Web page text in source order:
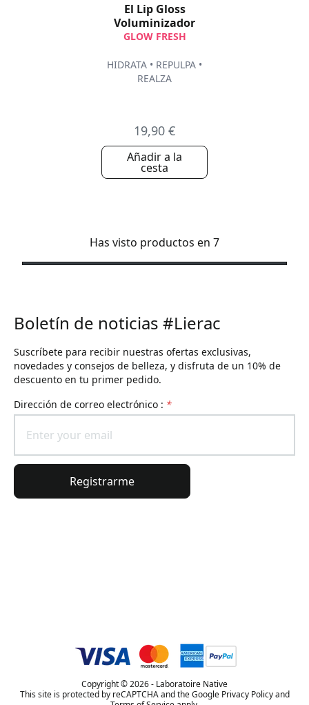
El Lip Gloss
Voluminizador
GLOW FRESH
HIDRATA • REPULPA •
REALZA
19,90 €
Añadir a la
cesta
Has visto productos en 7
Boletín de noticias #Lierac
Suscríbete para recibir nuestras ofertas exclusivas,
novedades y consejos de belleza, y disfruta de un 10% de
descuento en tu primer pedido.
Dirección de correo electrónico : *
Registrarme
Copyright © 2026 - Laboratoire Native
This site is protected by reCAPTCHA and the Google Privacy Policy and